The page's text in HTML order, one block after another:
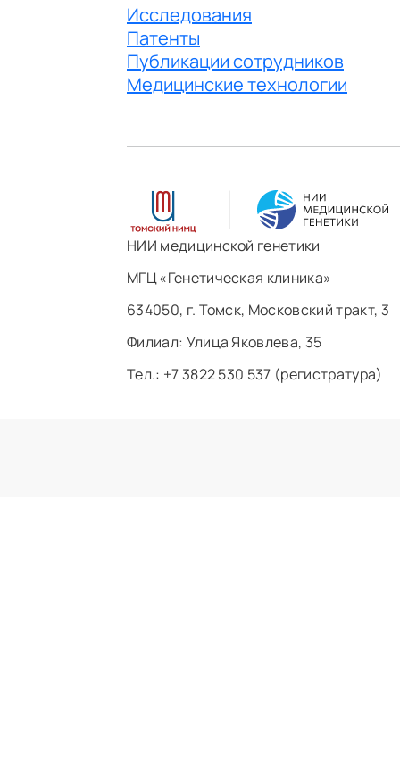
Исследования
Патенты
Публикации сотрудников
Медицинские технологии
НИИ медицинской генетики
МГЦ «Генетическая клиника»
634050, г. Томск, Московский тракт, 3
Филиал: ​Улица Яковлева, 35
Тел.: +7 3822 530 537 (регистратура)